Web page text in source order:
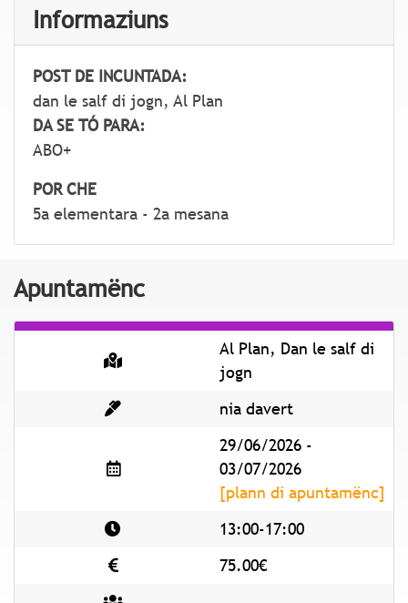
Informaziuns
POST DE INCUNTADA:
dan le salf di jogn, Al Plan
DA SE TÓ PARA:
ABO+
POR CHE
5a elementara - 2a mesana
Apuntamënc
Al Plan, Dan le salf di
jogn
nia davert
29/06/2026 -
03/07/2026
[plann di apuntamënc]
13:00-17:00
75.00€